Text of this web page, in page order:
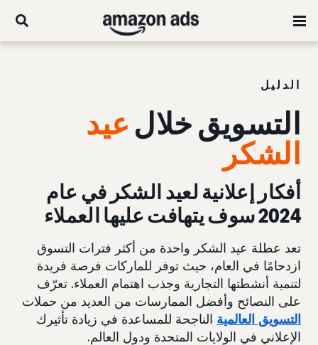
الدليل
التسويق خلال عيد
الشكر
أفكار إعلانية لعيد الشكر في عام
2024 سوف يتهافت عليها العملاء
تعد عطلة عيد الشكر واحدة من أكثر فترات التسوق
ازدحامًا في العام، حيث توفر للماركات فرصة فريدة
لتنمية أنشطتها التجارية وجذب اهتمام العملاء. تعرّف
على النصائح وأفضل الممارسات من العديد من حملات
التسويق العالمية الناجحة للمساعدة في زيادة تأثيرك
الإعلاني في الولايات المتحدة ودول العالم.